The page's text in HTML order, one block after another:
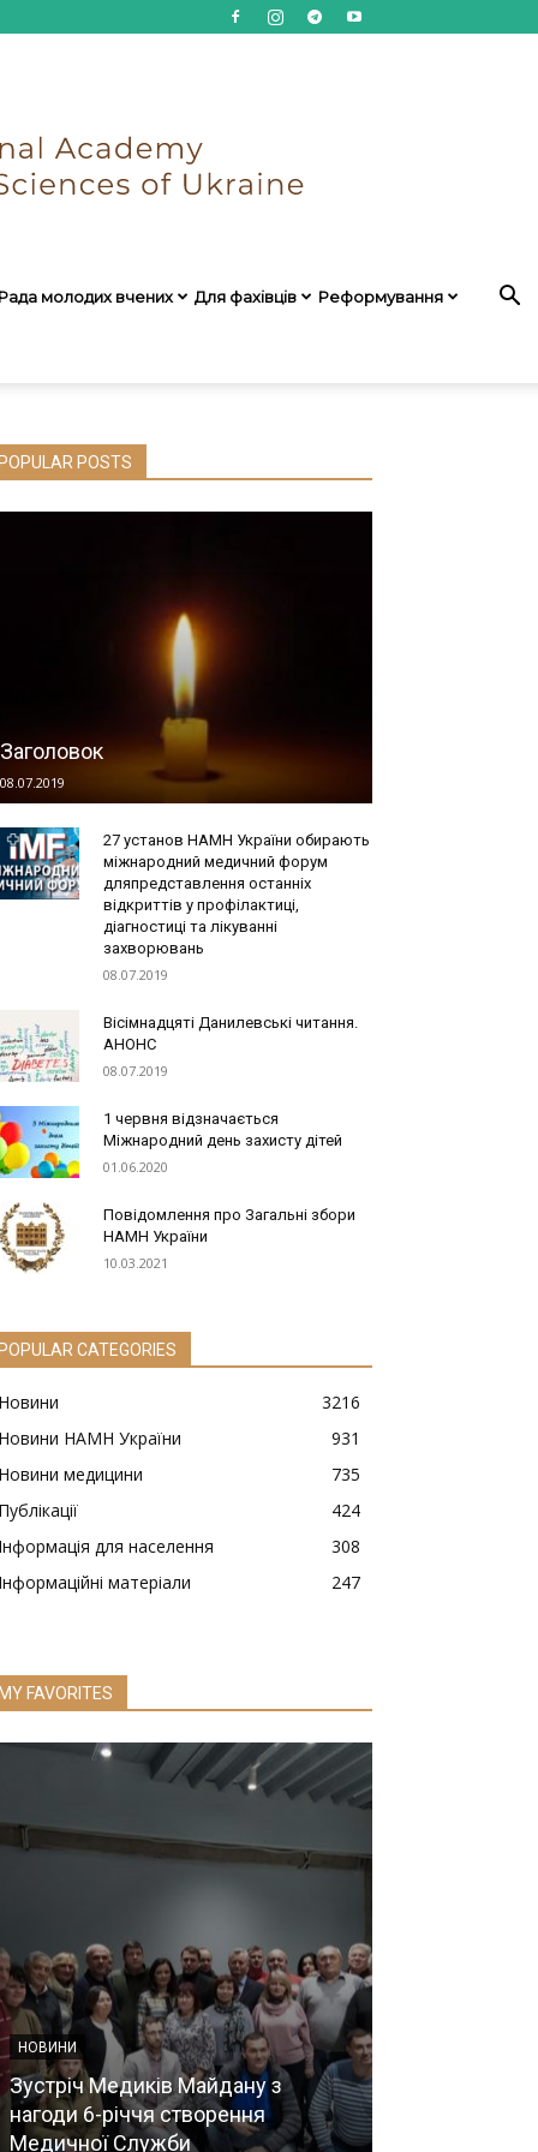
Рада молодих вчених Для фахівців Реформування
POPULAR POSTS
Заголовок
08.07.2019
27 установ НАМН України обирають
міжнародний медичний форум
дляпредставлення останніх
відкриттів у профілактиці,
діагностиці та лікуванні
захворювань
08.07.2019
Вісімнадцяті Данилевські читання.
АНОНС
08.07.2019
1 червня відзначається
Міжнародний день захисту дітей
01.06.2020
Повідомлення про Загальні збори
НАМН України
10.03.2021
POPULAR CATEGORIES
Новини
3216
Новини НАМН України
931
Новини медицини
735
Публікації
424
Інформація для населення
308
Інформаційні матеріали
247
MY FAVORITES
НОВИНИ
Зустріч Медиків Майдану з
нагоди 6-річчя створення
Медичної Служби